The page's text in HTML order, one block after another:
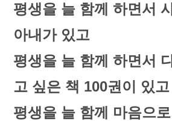
평생을 늘 함께 하면서
아내가 있고
평생을 늘 함께 하면서
고 싶은 책 100권이 있고
평생을 늘 함께 마음으